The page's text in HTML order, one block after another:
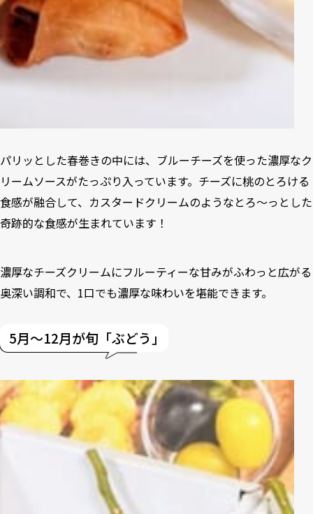
パリッとした春巻きの中には、ブルーチーズを使った濃厚なク
リームソースがたっぷり入っています。チーズに桃のとろける
食感が融合して、カスタードクリームのようなとろ〜っとした
奇跡的な食感が生まれています！
濃厚なチーズクリームにフルーティーな甘みがふわっと広がる
奥深い調和で、1口でも濃厚な味わいを堪能できます。
5月〜12月が旬「ぶどう」